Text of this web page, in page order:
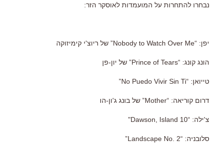
נבחרו להתחרות על המועמדות לאוסקר הזר:
יפן: “Nobody to Watch Over Me” של ריוצ'י קימיזוקה
הונג קונג: “Prince of Tears” של יון-פן
טייואן: “No Puedo Vivir Sin Ti”
דרום קוריאה: “Mother” של בונג ג'ון-הו
צ'ילה: “Dawson, Island 10"
סלובניה: “Landscape No. 2”